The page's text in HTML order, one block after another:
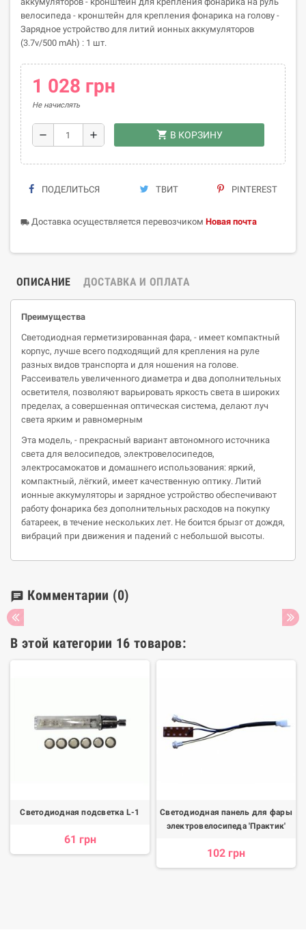
велосипеда - кронштейн для крепления фонарика на голову -
Зарядное устройство для литий ионных аккумуляторов
(3.7v/500 mAh) : 1 шт.
1 028 грн
Не начислять
remove add shopping_cart В КОРЗИНУ
ПОДЕЛИТЬСЯ ТВИТ PINTEREST
local_shipping Доставка осуществляется перевозчиком Новая почта
ОПИСАНИЕ ДОСТАВКА И ОПЛАТА
Преимущества
Светодиодная герметизированная фара, - имеет компактный
корпус, лучше всего подходящий для крепления на руле
разных видов транспорта и для ношения на голове.
Рассеиватель увеличенного диаметра и два дополнительных
осветителя, позволяют варьировать яркость света в широких
пределах, а совершенная оптическая система, делают луч
света ярким и равномерным
Эта модель, - прекрасный вариант автономного источника
света для велосипедов, электровелосипедов,
электросамокатов и домашнего использования: яркий,
компактный, лёгкий, имеет качественную оптику. Литий
ионные аккумуляторы и зарядное устройство обеспечивают
работу фонарика без дополнительных расходов на покупку
батареек, в течение нескольких лет. Не боится брызг от дождя,
вибраций при движения и падений с небольшой высоты.
chat Комментарии (0)
В этой категории 16 товаров:
Светодиодная подсветка L-1
61 грн
Светодиодная панель для фары
электровелосипеда 'Практик'
102 грн